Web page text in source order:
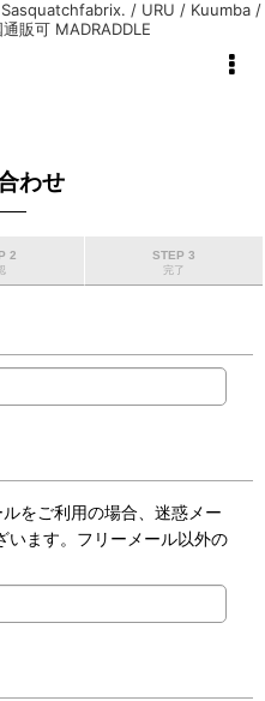
/ URU / Kuumba /
販可 MADRADDLE
わせ
2
STEP 3
完了
をご利用の場合、迷惑メー
います。フリーメール以外の